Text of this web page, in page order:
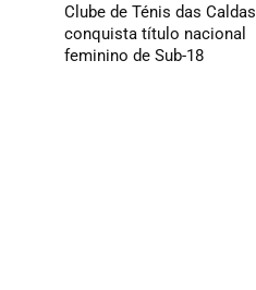
Clube de Ténis das Caldas
conquista título nacional
feminino de Sub-18